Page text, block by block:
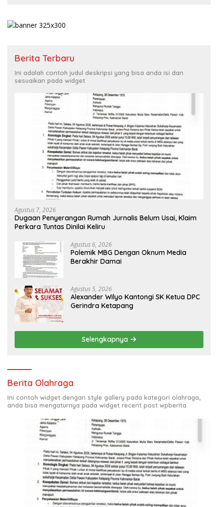
Berita Terbaru
Ini adalah contoh judul deskripsi yang bisa anda isi dan
sesuaikan pada widget
Agustus 7, 2026
Dugaan Penyerangan Rumah Jurnalis Belum Usai, Klaim
Perkara Tuntas Dinilai Keliru
Agustus 6, 2026
Polemik MBG Dengan Oknum Media
Berakhir Damai
Agustus 5, 2026
Alexander Wilyo Kantongi SK Ketua DPC
Gerindra Ketapang
Selengkapnya
Berita Olahraga
Ini contoh widget dengan style gallery pada kategori olahraga,
anda bisa mengaturnya pada widget recent post wpberita.